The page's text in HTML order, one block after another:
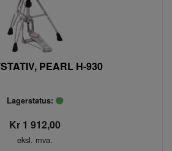
PEARL H-930
Lagerstatus:
Kr 1 912,00
eksl. mva.